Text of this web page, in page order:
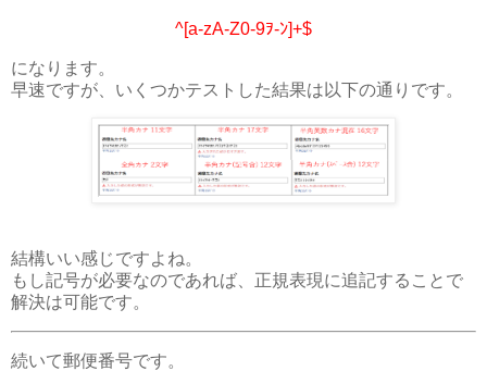
^[a-zA-Z0-9ｦ-ﾝ]+$
になります。
早速ですが、いくつかテストした結果は以下の通りです。
結構いい感じですよね。
もし記号が必要なのであれば、正規表現に追記することで
解決は可能です。
続いて郵便番号です。